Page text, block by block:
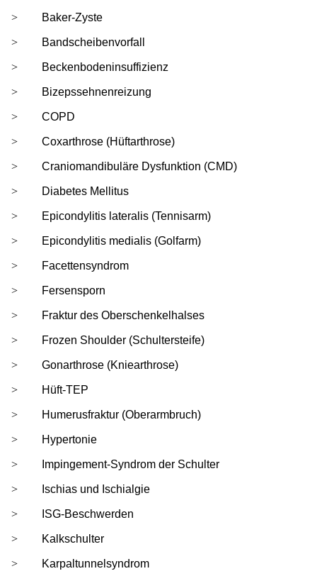
Baker-Zyste
Bandscheibenvorfall
Beckenbodeninsuffizienz
Bizepssehnenreizung
COPD
Coxarthrose (Hüftarthrose)
Craniomandibuläre Dysfunktion (CMD)
Diabetes Mellitus
Epicondylitis lateralis (Tennisarm)
Epicondylitis medialis (Golfarm)
Facettensyndrom
Fersensporn
Fraktur des Oberschenkelhalses
Frozen Shoulder (Schultersteife)
Gonarthrose (Kniearthrose)
Hüft-TEP
Humerusfraktur (Oberarmbruch)
Hypertonie
Impingement-Syndrom der Schulter
Ischias und Ischialgie
ISG-Beschwerden
Kalkschulter
Karpaltunnelsyndrom